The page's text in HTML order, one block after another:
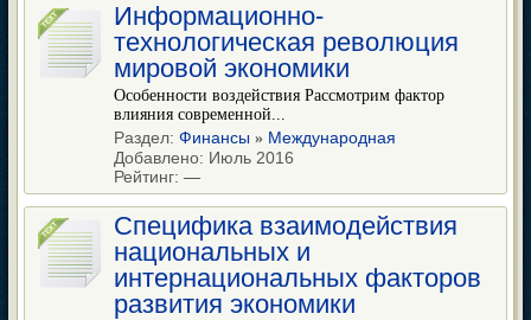
Информационно-
технологическая революция
мировой экономики
Особенности воздействия Рассмотрим фактор
влияния современной...
Раздел: Финансы » Международная
Добавлено: Июль 2016
Рейтинг: —
Специфика взаимодействия
национальных и
интернациональных факторов
развития экономики